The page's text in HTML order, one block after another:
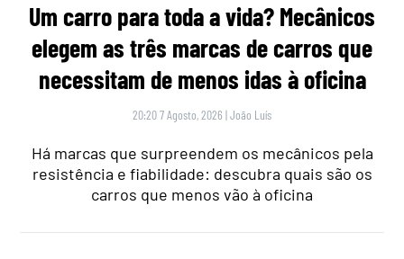
Um carro para toda a vida? Mecânicos
elegem as três marcas de carros que
necessitam de menos idas à oficina
20:20 7 Agosto, 2026 |João Luís
Há marcas que surpreendem os mecânicos pela
resistência e fiabilidade: descubra quais são os
carros que menos vão à oficina